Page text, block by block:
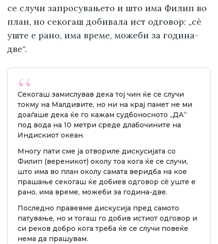
се случи запросувањето и што има Филип во
план, но секогаш добивала ист одговор: „сè
уште е рано, има време, можеби за година-
две“.
Секогаш замислував дека тој чин ќе се случи
токму на Малдивите, но ни на крај памет не ми
доаѓаше дека ќе го кажам судбоносното „ДА“
под вода на 10 метри среде длабочините на
Индискиот океан.
Многу пати сме ја отвориле дискусијата со
Филип (вереникот) околу тоа кога ќе се случи,
што има во план околу самата веридба на кое
прашање секогаш ќе добиев одговор сè уште е
рано, има време, можеби за година-две.
Последно правевме дискусија пред самото
патување, но и тогаш го добив истиот одговор и
си реков добро кога треба ќе се случи повеќе
нема да прашувам.